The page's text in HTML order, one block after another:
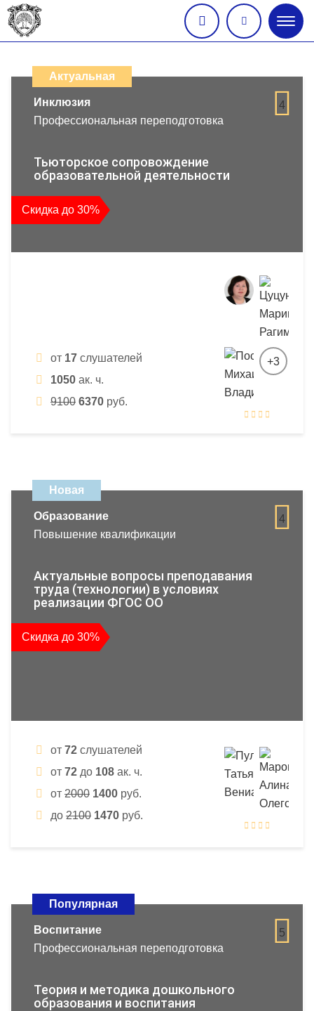
меню
дистанционных
образовательных
повышения
квалификации
и
профессиональной
Актуальная
4
Инклюзия
Профессиональная переподготовка
Тьюторское сопровождение
образовательной деятельности
Скидка до 30%
от 17 слушателей
1050 ак. ч.
9100 6370 руб.
+3
Новая
4
Образование
Повышение квалификации
Актуальные вопросы преподавания
труда (технологии) в условиях
реализации ФГОС ОО
Скидка до 30%
от 72 слушателей
от 72 до 108 ак. ч.
от 2000 1400 руб.
до 2100 1470 руб.
Популярная
5
Воспитание
Профессиональная переподготовка
Теория и методика дошкольного
образования и воспитания